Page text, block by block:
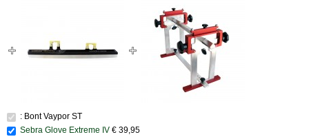
: Bont Vaypor ST
Sebra Glove Extreme IV € 39,95